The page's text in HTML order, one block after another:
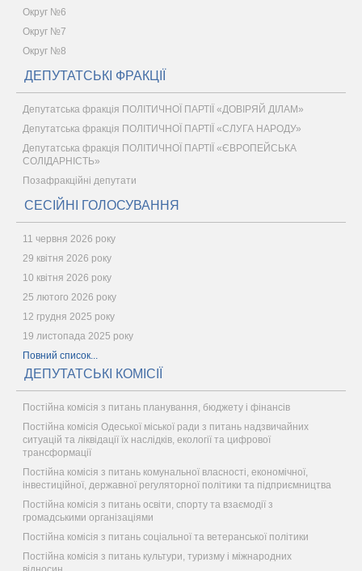
Округ №6
Округ №7
Округ №8
ДЕПУТАТСЬКІ ФРАКЦІЇ
Депутатська фракція ПОЛІТИЧНОЇ ПАРТІЇ «ДОВІРЯЙ ДІЛАМ»
Депутатська фракція ПОЛІТИЧНОЇ ПАРТІЇ «СЛУГА НАРОДУ»
Депутатська фракція ПОЛІТИЧНОЇ ПАРТІЇ «ЄВРОПЕЙСЬКА
СОЛІДАРНІСТЬ»
Позафракційні депутати
СЕСІЙНІ ГОЛОСУВАННЯ
11 червня 2026 року
29 квітня 2026 року
10 квітня 2026 року
25 лютого 2026 року
12 грудня 2025 року
19 листопада 2025 року
Повний список...
ДЕПУТАТСЬКІ КОМІСІЇ
Постійна комісія з питань планування, бюджету і фінансів
Постійна комісія Одеської міської ради з питань надзвичайних
ситуацій та ліквідації їх наслідків, екології та цифрової
трансформації
Постійна комісія з питань комунальної власності, економічної,
інвестиційної, державної регуляторної політики та підприємництва
Постійна комісія з питань освіти, спорту та взаємодії з
громадськими організаціями
Постійна комісія з питань соціальної та ветеранської політики
Постійна комісія з питань культури, туризму і міжнародних